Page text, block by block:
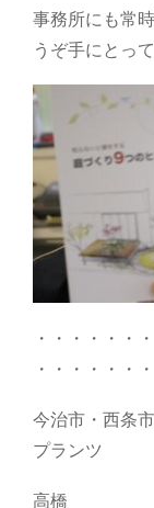
事務所にも常
うぞ手にとっ
・・・・・・
・・・・・・
今治市・西条
プランツ
高橋